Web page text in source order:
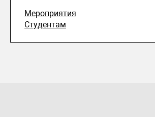
Мероприятия
Студентам